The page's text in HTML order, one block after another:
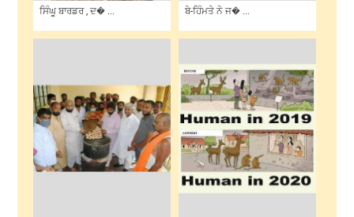
ਸਿੰਘੂ ਬਾਰਡਰ , ਦ� ... ਬੇ-ਹਿੰਮਤੇ ਨੇ ਜ� ...